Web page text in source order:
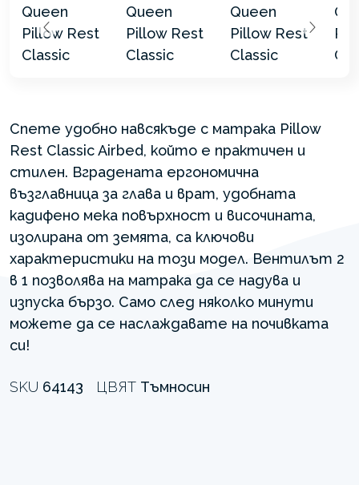
Спете удобно навсякъде с матрака Pillow
Rest Classic Airbed, който е практичен и
стилен. Вградената ергономична
възглавница за глава и врат, удобната
кадифено мека повърхност и височината,
изолирана от земята, са ключови
характеристики на този модел. Вентилът 2
в 1 позволява на матрака да се надува и
изпуска бързо. Само след няколко минути
можете да се наслаждавате на почивката
си!
SKU 64143 ЦВЯТ Тъмносин